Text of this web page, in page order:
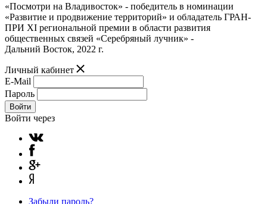
«Посмотри на Владивосток» - победитель в номинации
«Развитие и продвижение территорий» и обладатель ГРАН-
ПРИ XI региональной премии в области развития
общественных связей «Серебряный лучник» -
Дальний Восток, 2022 г.
Личный кабинет
E-Mail
Пароль
Войти
Войти через
Забыли пароль?